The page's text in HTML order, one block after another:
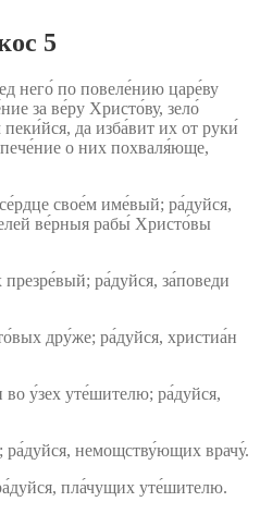
5
него́ по повеле́нию царе́ву
за ве́ру Христо́ву, зело́
да изба́вит их от руки́
о них похваля́юще,
свое́м име́вый; ра́дуйся,
ве́рныя рабы́ Христо́вы
ра́дуйся, за́поведи
дру́же; ра́дуйся, христиа́н
у́зех уте́шителю; ра́дуйся,
немощству́ющих врачу́.
пла́чущих уте́шителю.